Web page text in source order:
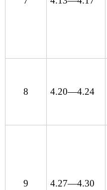
8 4.20—4.24
9 4.27—4.30